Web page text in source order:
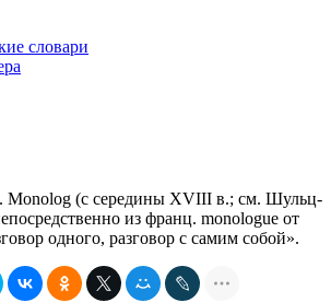
словари
Моnоlоg (с середины XVIII в.; см. Шульц-
из франц. monologue от
одного, разговор с самим собой».